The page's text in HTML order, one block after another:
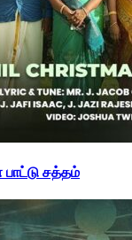
பாட்டு சத்தம்